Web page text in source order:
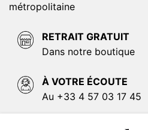
métropolitaine
RETRAIT GRATUIT
Dans notre boutique
À VOTRE ÉCOUTE
Au +33 4 57 03 17 45